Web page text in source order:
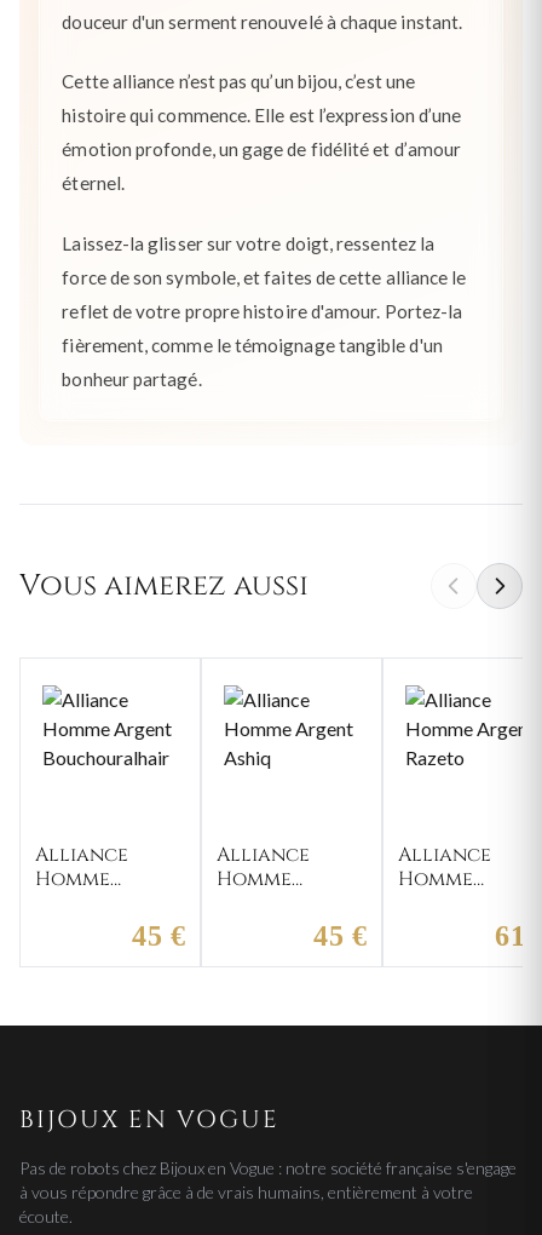
douceur d'un serment renouvelé à chaque instant.
Cette alliance n’est pas qu’un bijou, c’est une
histoire qui commence. Elle est l’expression d’une
émotion profonde, un gage de fidélité et d’amour
éternel.
Laissez-la glisser sur votre doigt, ressentez la
force de son symbole, et faites de cette alliance le
reflet de votre propre histoire d'amour. Portez-la
fièrement, comme le témoignage tangible d'un
bonheur partagé.
Vous aimerez aussi
Alliance
Homme
Bouchouralhair
45 €
Alliance
Homme
45 €
Alliance
Homme
61
BIJOUX EN VOGUE
Pas de robots chez Bijoux en Vogue : notre société française s'engage
à vous répondre grâce à de vrais humains, entièrement à votre
écoute.